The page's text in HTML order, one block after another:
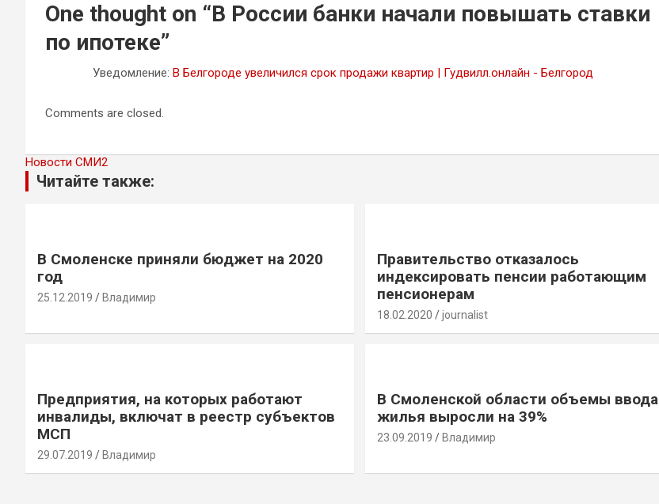
One thought on “В России банки начали повышать ставки
по ипотеке”
Уведомление: В Белгороде увеличился срок продажи квартир | Гудвилл.онлайн - Белгород
Comments are closed.
Новости СМИ2
Читайте также:
В Смоленске приняли бюджет на 2020
год
25.12.2019 Владимир
Правительство отказалось
индексировать пенсии работающим
пенсионерам
18.02.2020 journalist
Предприятия, на которых работают
инвалиды, включат в реестр субъектов
МСП
29.07.2019 Владимир
В Смоленской области объемы ввода
жилья выросли на 39%
23.09.2019 Владимир